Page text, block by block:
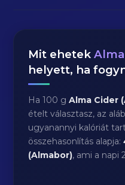
Mit ehetek
helyett, ha
Ha 100 gAlma Cider
ételt választasz, az
ugyanannyi kalóriát
összehasonlítás alapja:
(Almabor), ami a napi